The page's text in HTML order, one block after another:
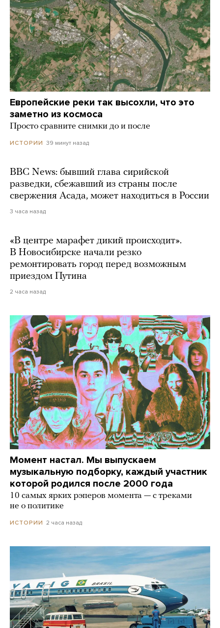
Европейские реки так высохли, что это
заметно из космоса
Просто сравните снимки до и после
ИСТОРИИ 39 минут назад
BBC News: бывший глава сирийской
разведки, сбежавший из страны после
свержения Асада, может находиться в России
3 часа назад
«В центре марафет дикий происходит».
В Новосибирске начали резко
ремонтировать город перед возможным
приездом Путина
2 часа назад
Момент настал. Мы выпускаем
музыкальную подборку, каждый участник
которой родился после 2000 года
10 самых ярких рэперов момента — с треками
не о политике
ИСТОРИИ 2 часа назад